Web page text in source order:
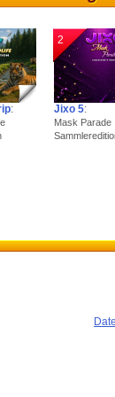
:
2
Jixo 5:
Mask Parade